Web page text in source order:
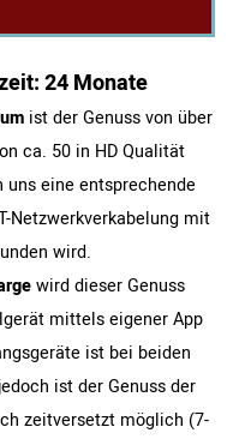
24 Monate
ist der Genuss von über
ca. 50 in HD Qualität
eine entsprechende
Netzwerkverkabelung mit
wird.
wird dieser Genuss
mittels eigener App
ist bei beiden
ist der Genuss der
zeitversetzt möglich (7-